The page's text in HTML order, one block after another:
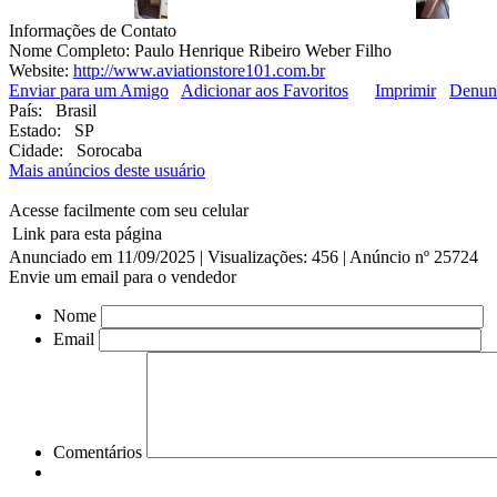
Informações de Contato
Nome Completo: Paulo Henrique Ribeiro Weber Filho
Website: http://www.aviationstore101.com.br
Enviar para um Amigo
Adicionar aos Favoritos Imprimir
País: Brasil
Estado: SP
Cidade: Sorocaba
Mais anúncios deste usuário
Acesse facilmente com seu celular
Link para esta página
Anunciado em 11/09/2025 | Visualizações: 456 | Anúncio nº 25724
Envie um email para o vendedor
Nome
Email
Comentários